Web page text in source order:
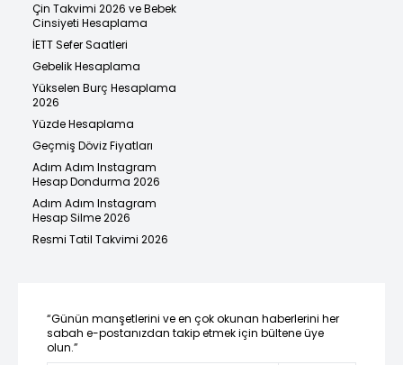
Çin Takvimi 2026 ve Bebek
Cinsiyeti Hesaplama
İETT Sefer Saatleri
Gebelik Hesaplama
Yükselen Burç Hesaplama
2026
Yüzde Hesaplama
Geçmiş Döviz Fiyatları
Adım Adım Instagram
Hesap Dondurma 2026
Adım Adım Instagram
Hesap Silme 2026
Resmi Tatil Takvimi 2026
“Günün manşetlerini ve en çok okunan haberlerini her
sabah e-postanızdan takip etmek için bültene üye
olun.”